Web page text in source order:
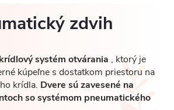
zdvih
krídlový systém otvárania , ktorý je
kúpeľne s dostatkom priestoru na
krídla. Dvere sú zavesené na
so systémom pneumatického